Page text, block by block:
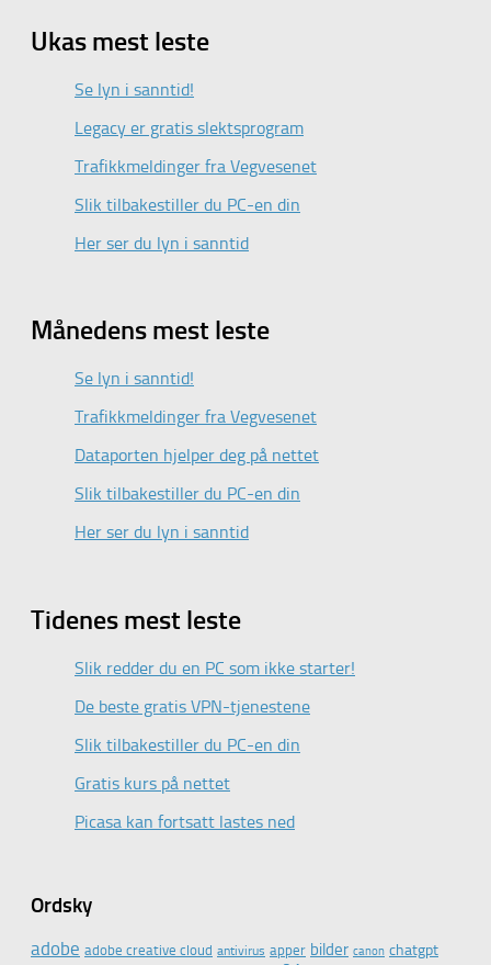
Ukas mest leste
Se lyn i sanntid!
Legacy er gratis slektsprogram
Trafikkmeldinger fra Vegvesenet
Slik tilbakestiller du PC-en din
Her ser du lyn i sanntid
Månedens mest leste
Se lyn i sanntid!
Trafikkmeldinger fra Vegvesenet
Dataporten hjelper deg på nettet
Slik tilbakestiller du PC-en din
Her ser du lyn i sanntid
Tidenes mest leste
Slik redder du en PC som ikke starter!
De beste gratis VPN-tjenestene
Slik tilbakestiller du PC-en din
Gratis kurs på nettet
Picasa kan fortsatt lastes ned
Ordsky
adobe adobe creative cloud antivirus apper bilder canon chatgpt